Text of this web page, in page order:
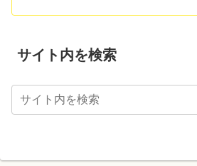
サイト内を検索